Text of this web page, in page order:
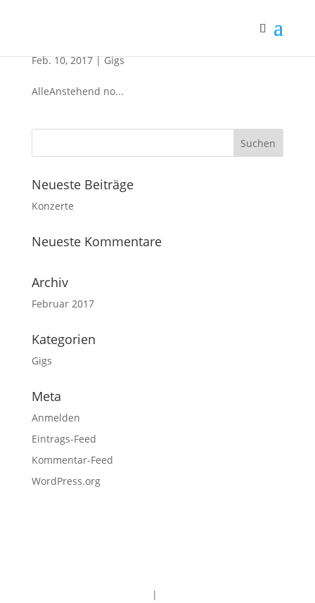
Feb. 10, 2017|Gigs
AlleAnstehend no...
Neueste Beiträge
Konzerte
Neueste Kommentare
Archiv
Februar 2017
Kategorien
Gigs
Meta
Anmelden
Eintrags-Feed
Kommentar-Feed
WordPress.org
|